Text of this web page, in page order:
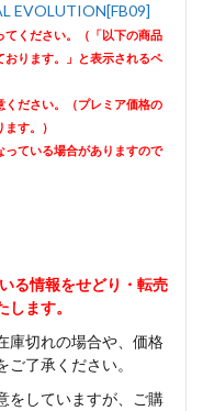
EVOLUTION[FB09]
ください。（「以下の商品
ります。」と表示されるペ
ださい。（プレミア価格の
す。）
ている場合がありますので
る情報をせどり・転売
ます。
庫切れの場合や、価格
了承ください。
をしていますが、ご購